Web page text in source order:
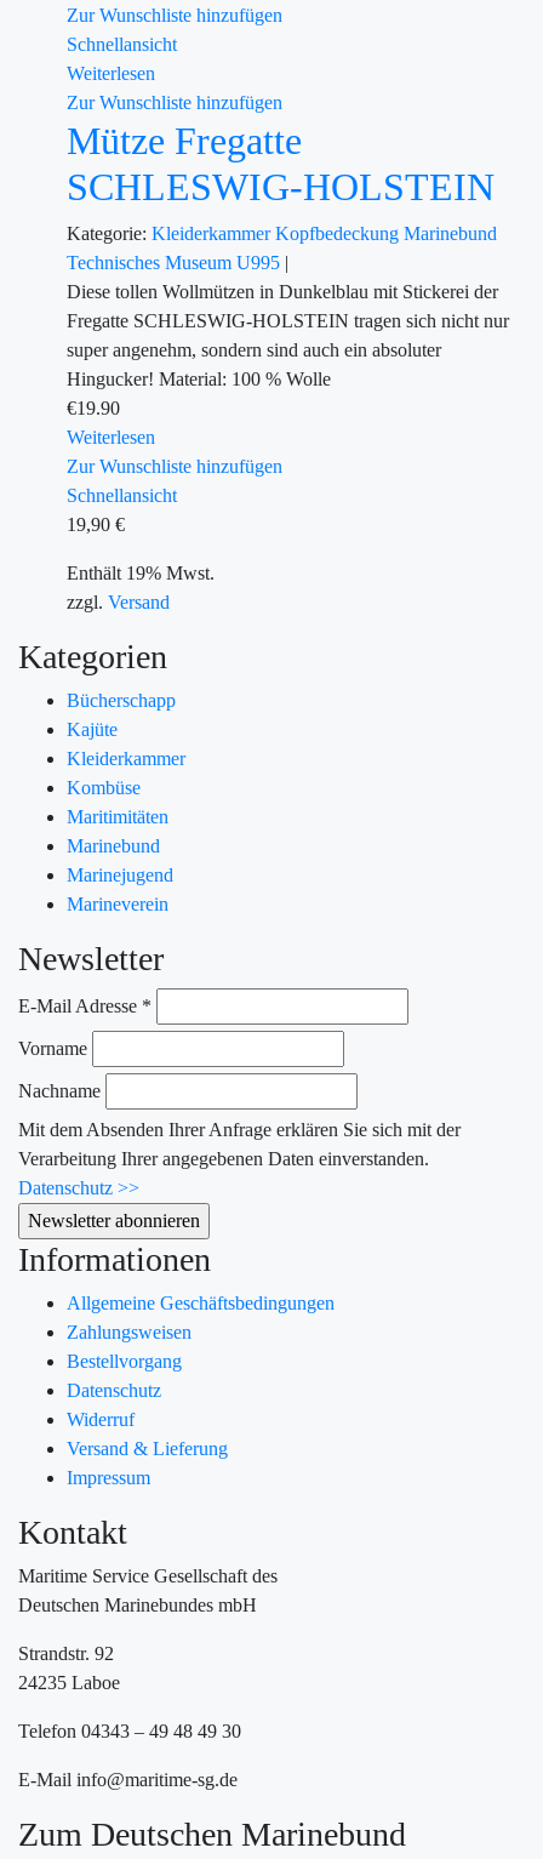
Zur Wunschliste hinzufügen
Schnellansicht
Weiterlesen
Zur Wunschliste hinzufügen
Mütze Fregatte
SCHLESWIG-HOLSTEIN
Kategorie: KleiderkammerKopfbedeckung Marinebund
Technisches Museum U995 |
Diese tollen Wollmützen in Dunkelblau mit Stickerei der
Fregatte SCHLESWIG-HOLSTEIN tragen sich nicht nur
super angenehm, sondern sind auch ein absoluter
Hingucker! Material: 100 % Wolle
€19.90
Weiterlesen
Zur Wunschliste hinzufügen
Schnellansicht
19,90 €
Enthält 19% Mwst.
zzgl. Versand
Kategorien
Bücherschapp
Kajüte
Kleiderkammer
Kombüse
Maritimitäten
Marinebund
Marinejugend
Marineverein
Newsletter
E-Mail Adresse *
Vorname
Nachname
Mit dem Absenden Ihrer Anfrage erklären Sie sich mit der
Verarbeitung Ihrer angegebenen Daten einverstanden.
Datenschutz >>
Informationen
Allgemeine Geschäftsbedingungen
Zahlungsweisen
Bestellvorgang
Datenschutz
Widerruf
Versand & Lieferung
Impressum
Kontakt
Maritime Service Gesellschaft des
Deutschen Marinebundes mbH
Strandstr. 92
24235 Laboe
Telefon 04343 – 49 48 49 30
E-Mail info@maritime-sg.de
Zum Deutschen Marinebund